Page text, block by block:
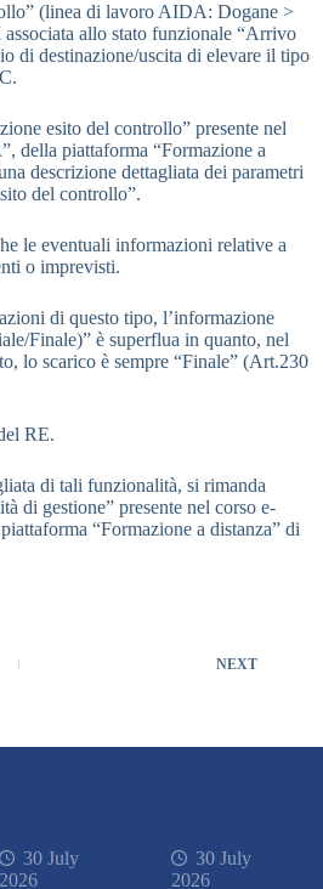
(linea di lavoro AIDA: Dogane >
allo stato funzionale “Arrivo
di destinazione/uscita di elevare il tipo
esito del controllo” presente nel
della piattaforma “Formazione a
descrizione dettagliata dei parametri
del controllo”.
le eventuali informazioni relative a
o imprevisti.
di questo tipo, l’informazione
Finale)” è superflua in quanto, nel
lo scarico è sempre “Finale” (Art.230
RE.
di tali funzionalità, si rimanda
di gestione” presente nel corso e-
“Formazione a distanza” di
NEXT
30 July
2026
30 July
2026